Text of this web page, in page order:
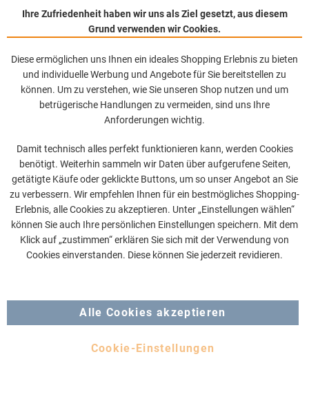
KLEIN-SI® Display-Thermostat
Produkt ansehen
Ihre Zufriedenheit haben wir uns als Ziel gesetzt, aus diesem
Grund verwenden wir Cookies.
Diese ermöglichen uns Ihnen ein ideales Shopping Erlebnis zu bieten
und individuelle Werbung und Angebote für Sie bereitstellen zu
können. Um zu verstehen, wie Sie unseren Shop nutzen und um
betrügerische Handlungen zu vermeiden, sind uns Ihre
Anforderungen wichtig.
Damit technisch alles perfekt funktionieren kann, werden Cookies
benötigt. Weiterhin sammeln wir Daten über aufgerufene Seiten,
getätigte Käufe oder geklickte Buttons, um so unser Angebot an Sie
zu verbessern. Wir empfehlen Ihnen für ein bestmögliches Shopping-
Erlebnis, alle Cookies zu akzeptieren. Unter „Einstellungen wählen“
können Sie auch Ihre persönlichen Einstellungen speichern. Mit dem
Klick auf „zustimmen“ erklären Sie sich mit der Verwendung von
Cookies einverstanden. Diese können Sie jederzeit revidieren.
Alle Cookies akzeptieren
Cookie-Einstellungen